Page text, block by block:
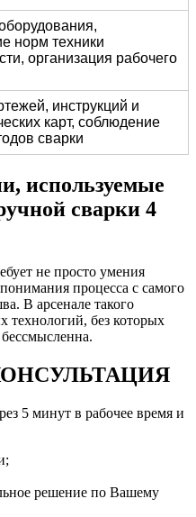
норм техники
организация рабочего
инструкций и
карт, соблюдение
сварки
используемые
сварки 4
не просто умения
процесса с самого
В арсенале такого
технологий, без которых
5 минут в рабочее время и
решение по Вашему